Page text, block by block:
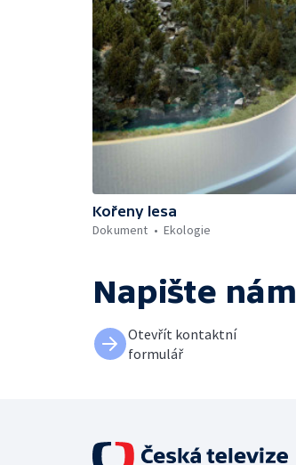
Kořeny lesa
Dokument
Ekologie
Napište nám
Otevřít kontaktní
formulář